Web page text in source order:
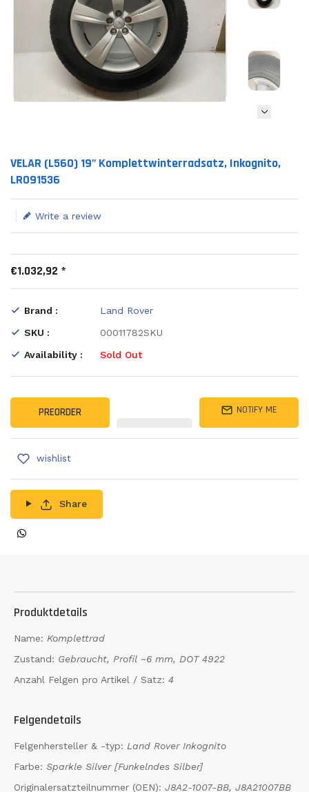
VELAR (L560) 19" Komplettwinterradsatz, Inkognito,
LR091536
Write a review
Translation missing: en.products.product.loader_label
€1.032,92 *
Brand :
Land Rover
SKU :
00011782SKU
Availability :
Sold Out
PREORDER NOTIFY ME
wishlist
Share
Produktdetails
Name: Komplettrad
Zustand: Gebraucht, Profil ~6 mm, DOT 4922
Anzahl Felgen pro Artikel / Satz: 4
Felgendetails
Felgenhersteller & -typ: Land Rover Inkognito
Farbe: Sparkle Silver [Funkelndes Silber]
Originalersatzteilnummer (OEN): J8A2-1007-BB, J8A21007BB